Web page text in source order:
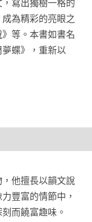
粉畫，優雅描繪兼
省思許多人生的
力。
故事主題「夢
寫出獨樹一格的
為精彩的亮眼之
等。本書如書名
蝶》，重新以
截然不同卻交互
，更帶來新奇的
力。
莊周夢蝶》這
在」提出叩問。
他擅長以韻文說
豐富的情節中，
而饒富趣味。